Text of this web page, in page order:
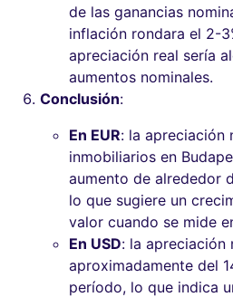
de las ganancias
inflación rondara el 2-
apreciación real sería
aumentos nominales.
Conclusión:
En EUR: la apreciación
inmobiliarios en
aumento de alrededor
lo que sugiere un
valor cuando se mide
En USD: la apreciación
aproximadamente del
período, lo que indica